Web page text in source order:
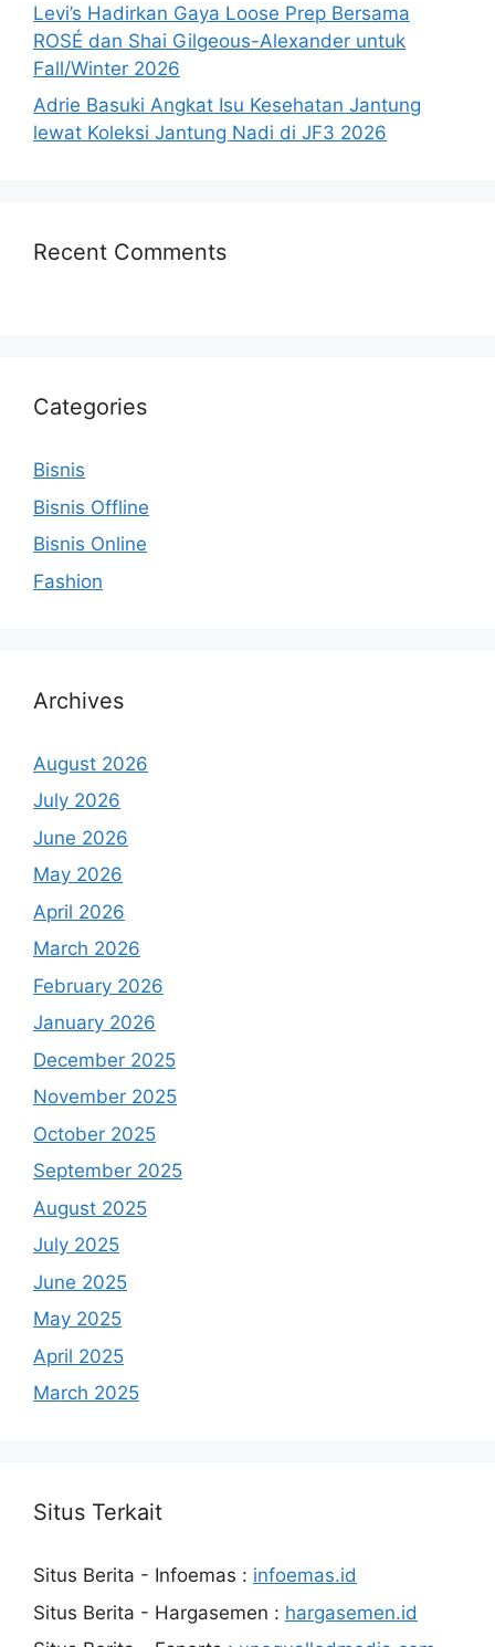
Levi’s Hadirkan Gaya Loose Prep Bersama
ROSÉ dan Shai Gilgeous-Alexander untuk
Fall/Winter 2026
Adrie Basuki Angkat Isu Kesehatan Jantung
lewat Koleksi Jantung Nadi di JF3 2026
Recent Comments
Categories
Bisnis
Bisnis Offline
Bisnis Online
Fashion
Archives
August 2026
July 2026
June 2026
May 2026
April 2026
March 2026
February 2026
January 2026
December 2025
November 2025
October 2025
September 2025
August 2025
July 2025
June 2025
May 2025
April 2025
March 2025
Situs Terkait
Situs Berita - Infoemas : infoemas.id
Situs Berita - Hargasemen : hargasemen.id